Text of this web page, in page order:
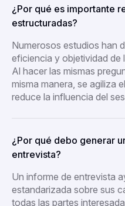
¿Por qué es importante
estructuradas?
Numerosos estudios han
eficiencia y objetividad de
Al hacer las mismas
misma manera, se agiliza
reduce la influencia del
¿Por qué debo generar
entrevista?
Un informe de entrevista
estandarizada sobre sus
todas las partes